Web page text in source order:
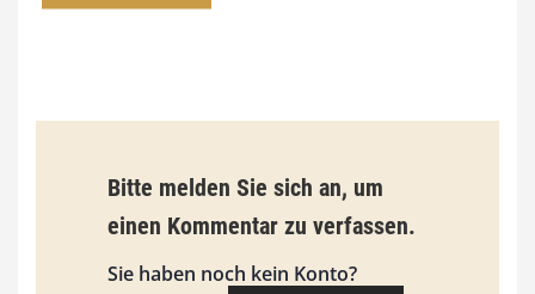
€
i
s
9
Bitte melden Sie sich an, um
einen Kommentar zu verfassen.
Sie haben noch kein Konto?